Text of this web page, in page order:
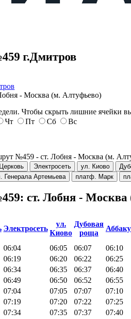
г.Дмитров
- Москва (м. Алтуфьево)
Чтобы скрыть лишние ячейки
Чт Пт Сб
Вс
№459 - ст. Лобня - Москва (м.
Церковь Электросеть ул. Киово
Генерала Артемьева платф. Марк
ст. Лобня -
Электросеть
ул.
Киово
Дубовая
роща
06:04 06:05 06:07 06:10
06:19 06:20 06:22 06:25
06:34 06:35 06:37 06:40
06:49 06:50 06:52 06:55
07:04 07:05 07:07 07:10
07:19 07:20 07:22 07:25
07:34 07:35 07:37 07:40